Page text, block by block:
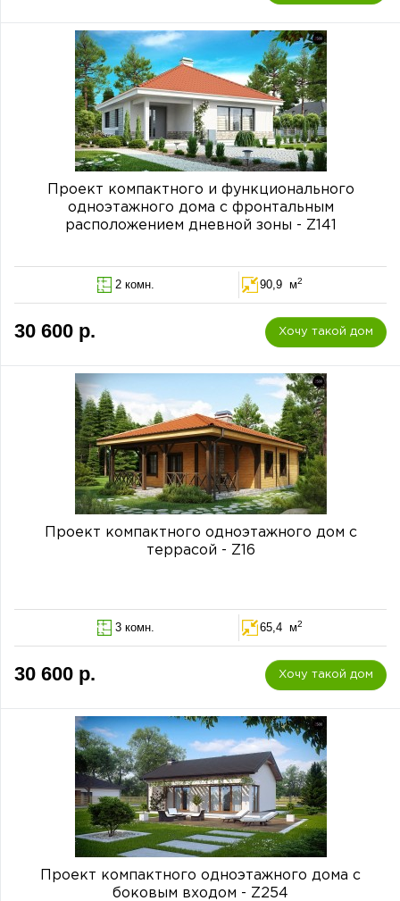
Проект компактного и функционального
одноэтажного дома с фронтальным
расположением дневной зоны - Z141
2 комн. 90,9 м2
30 600 р. Хочу такой дом
Проект компактного одноэтажного дом с
террасой - Z16
3 комн. 65,4 м2
30 600 р. Хочу такой дом
Проект компактного одноэтажного дома с
боковым входом - Z254